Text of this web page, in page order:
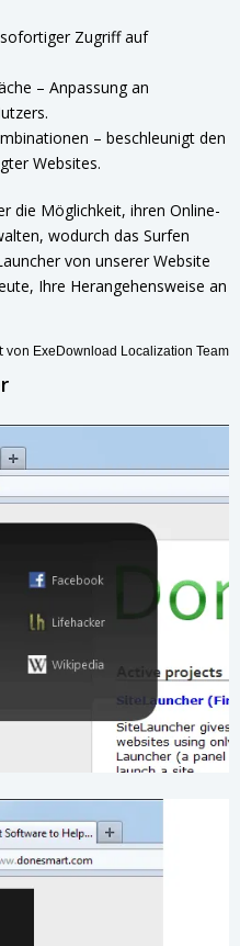
Zugriff auf
– Anpassung an
– beschleunigt den
Websites.
die Möglichkeit, ihren Online-
wodurch das Surfen
von unserer Website
Ihre Herangehensweise an
von ExeDownload Localization Team